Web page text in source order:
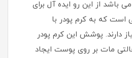
باشد از این رو ایده آل برای
است که به کرم پودر با
دارند. پوشش این کرم پودر
مات بر روی پوست ایجاد